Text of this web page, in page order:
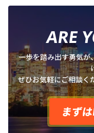
ARE
一歩を踏み出す勇気が
ぜひお気軽にご相談く
まず